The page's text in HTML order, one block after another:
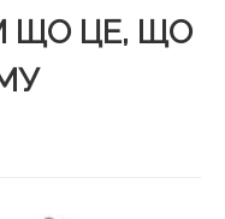
ЩО ЦЕ, ЩО